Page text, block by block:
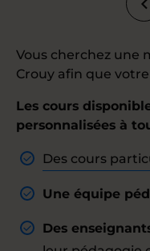
Vous cherchez une
Crouy afin que
Les cours
personnalisées à
Des cours
Une équipe
Des